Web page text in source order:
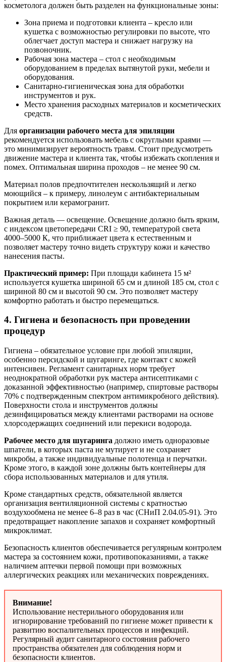
косметолога должен быть разделен на функциональные зоны:
Зона приема и подготовки клиента – кресло или
кушетка с возможностью регулировки по высоте, что
облегчает доступ мастера и снижает нагрузку на
позвоночник.
Рабочая зона мастера – стол с необходимым
оборудованием в пределах вытянутой руки, мебели и
оборудования.
Санитарно-гигиеническая зона для обработки
инструментов и рук.
Место хранения расходных материалов и косметических
средств.
Для организации рабочего места для эпиляции
рекомендуется использовать мебель с округлыми краями —
это минимизирует вероятность травм. Стоит предусмотреть
движение мастера и клиента так, чтобы избежать скопления и
помех. Оптимальная ширина проходов – не менее 90 см.
Материал полов предпочтителен нескользящий и легко
моющийся – к примеру, линолеум с антибактериальным
покрытием или керамогранит.
Важная деталь — освещение. Освещение должно быть ярким,
с индексом цветопередачи CRI ≥ 90, температурой света
4000–5000 К, что приближает цвета к естественным и
позволяет мастеру точно видеть структуру кожи и качество
нанесения пасты.
Практический пример: При площади кабинета 15 м²
используется кушетка шириной 65 см и длиной 185 см, стол с
шириной 80 см и высотой 90 см. Это позволяет мастеру
комфортно работать и быстро перемещаться.
4. Гигиена и безопасность при проведении
процедур
Гигиена – обязательное условие при любой эпиляции,
особенно персидской и шугаринге, где контакт с кожей
интенсивен. Регламент санитарных норм требует
неоднократной обработки рук мастера антисептиками с
доказанной эффективностью (например, спиртовые растворы
70% с подтвержденным спектром антимикробного действия).
Поверхности стола и инструментов должны
дезинфицироваться между клиентами растворами на основе
хлорсодержащих соединений или перекиси водорода.
Рабочее место для шугаринга должно иметь одноразовые
шпатели, в которых паста не мутирует и не сохраняет
микробы, а также индивидуальные полотенца и перчатки.
Кроме этого, в каждой зоне должны быть контейнеры для
сбора использованных материалов и для утиля.
Кроме стандартных средств, обязательной является
организация вентиляционной системы с кратностью
воздухообмена не менее 6–8 раз в час (СНиП 2.04.05-91). Это
предотвращает накопление запахов и сохраняет комфортный
микроклимат.
Безопасность клиентов обеспечивается регулярным контролем
мастера за состоянием кожи, противопоказаниями, а также
наличием аптечки первой помощи при возможных
аллергических реакциях или механических повреждениях.
Внимание!
Использование нестерильного оборудования или
игнорирование требований по гигиене может привести к
развитию воспалительных процессов и инфекций.
Регулярный аудит санитарного состояния рабочего
пространства обязателен для соблюдения норм и
безопасности клиентов.